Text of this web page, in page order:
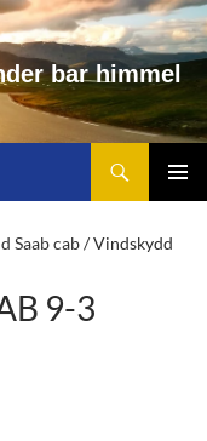
der bar himme
Saab cab/ Vindskydd
9-3